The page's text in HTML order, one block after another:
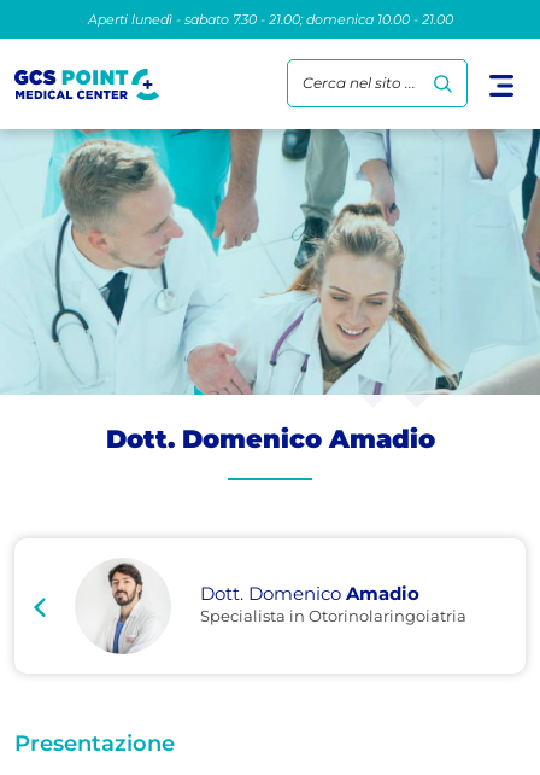
Aperti lunedì - sabato 7.30 - 21.00; domenica 10.00 - 21.00
Cerca nel sito ...
Dott. Domenico Amadio
Dott. Domenico Amadio
Specialista in Otorinolaringoiatria
Presentazione